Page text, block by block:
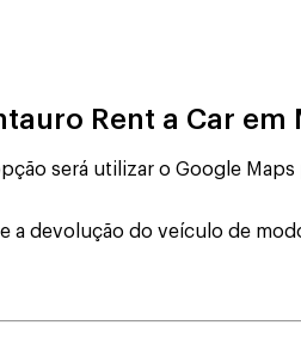
Rent a Car
será utilizar o Google
a devolução do veículo de